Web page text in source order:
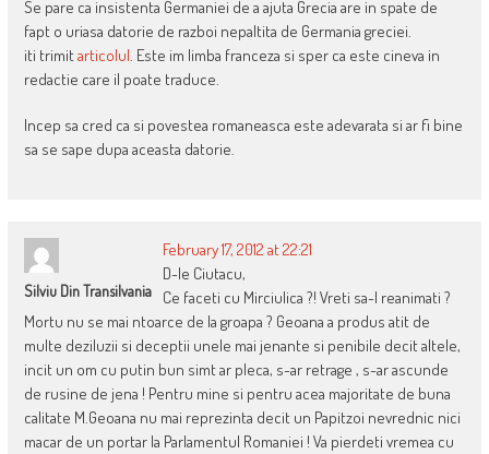
Se pare ca insistenta Germaniei de a ajuta Grecia are in spate de
fapt o uriasa datorie de razboi nepaltita de Germania greciei.
iti trimitarticolul. Este im limba franceza si sper ca este cineva in
redactie care il poate traduce.
Incep sa cred ca si povestea romaneasca este adevarata si ar fi bine
sa se sape dupa aceasta datorie.
Silviu Din Transilvania
February 17, 2012 at 22:21
D-le Ciutacu,
Ce faceti cu Mirciulica ?! Vreti sa-l reanimati ?
Mortu nu se mai ntoarce de la groapa ? Geoana a produs atit de
multe deziluzii si deceptii unele mai jenante si penibile decit altele,
incit un om cu putin bun simt ar pleca, s-ar retrage , s-ar ascunde
de rusine de jena ! Pentru mine si pentru acea majoritate de buna
calitate M.Geoana nu mai reprezinta decit un Papitzoi nevrednic nici
macar de un portar la Parlamentul Romaniei ! Va pierdeti vremea cu